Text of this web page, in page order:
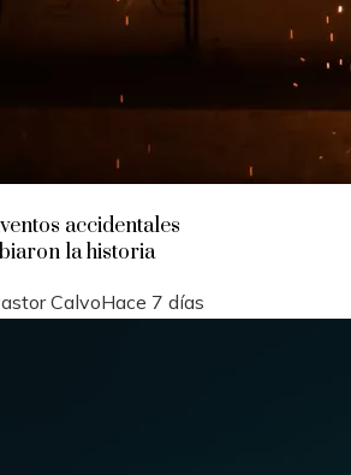
accidentales
la historia
CalvoHace 7 días